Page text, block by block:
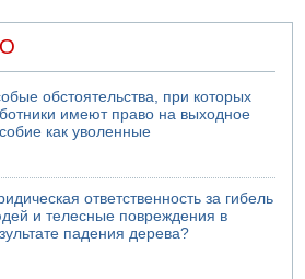
обстоятельства, при которых
имеют право на выходное
как уволенные
ответственность за гибель
и телесные повреждения в
падения дерева?